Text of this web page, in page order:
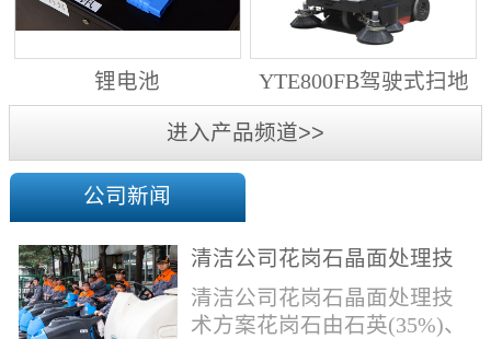
锂电池
YTE800FB驾驶式扫地
进入产品频道>>
公司新闻
清洁公司花岗石晶面处理技
术方案
清洁公司花岗石晶面处理技
术方案花岗石由石英(35%)、